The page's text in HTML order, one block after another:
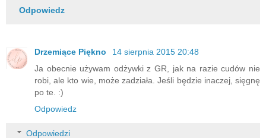
Odpowiedz
Drzemiące Piękno
14 sierpnia 2015 20:48
Ja obecnie używam odżywki z GR, jak na razie cudów nie
robi, ale kto wie, może zadziała. Jeśli będzie inaczej, sięgnę
po te. :)
Odpowiedz
Odpowiedzi